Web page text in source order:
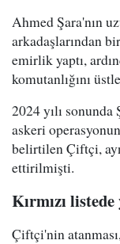
Ahmed Şara'nın
arkadaşlarından
emirlik yaptı,
komutanlığını
2024 yılı
askeri
belirtilen Çiftçi,
ettirilmişti.
Kırmızı
Çiftçi'nin